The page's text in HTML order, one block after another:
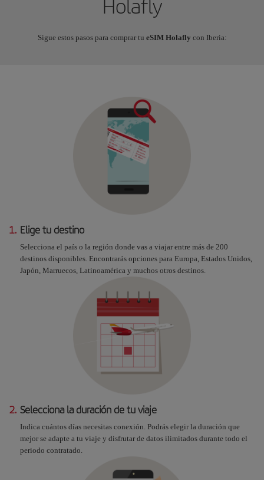
Holafly
Sigue estos pasos para comprar tu eSIM Holafly con Iberia:
1. Elige tu destino
Selecciona el país o la región donde vas a viajar entre más de 200
destinos disponibles. Encontrarás opciones para Europa, Estados Unidos,
Japón, Marruecos, Latinoamérica y muchos otros destinos.
2. Selecciona la duración de tu viaje
Indica cuántos días necesitas conexión. Podrás elegir la duración que
mejor se adapte a tu viaje y disfrutar de datos ilimitados durante todo el
periodo contratado.